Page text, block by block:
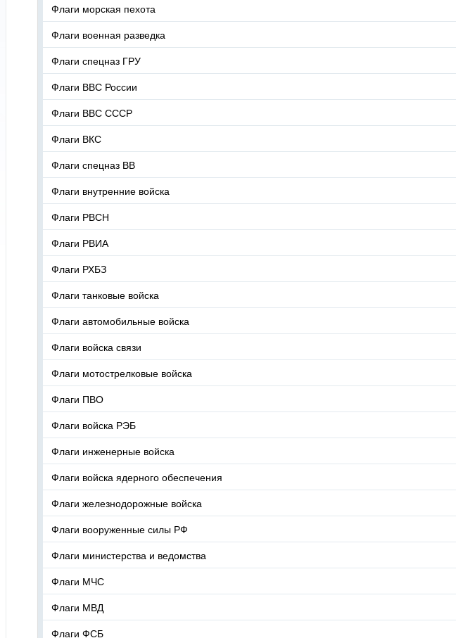
Флаги морская пехота
Флаги военная разведка
Флаги спецназ ГРУ
Флаги ВВС России
Флаги ВВС СССР
Флаги ВКС
Флаги спецназ ВВ
Флаги внутренние войска
Флаги РВСН
Флаги РВИА
Флаги РХБЗ
Флаги танковые войска
Флаги автомобильные войска
Флаги войска связи
Флаги мотострелковые войска
Флаги ПВО
Флаги войска РЭБ
Флаги инженерные войска
Флаги войска ядерного обеспечения
Флаги железнодорожные войска
Флаги вооруженные силы РФ
Флаги министерства и ведомства
Флаги МЧС
Флаги МВД
Флаги ФСБ